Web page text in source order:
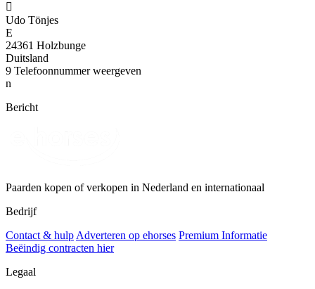

Udo Tönjes
E
24361 Holzbunge
Duitsland
9 Telefoonnummer weergeven
n
Bericht
Paarden kopen of verkopen in Nederland en internationaal
Bedrijf
Contact & hulp Adverteren op ehorses Premium Informatie
Beëindig contracten hier
Legaal